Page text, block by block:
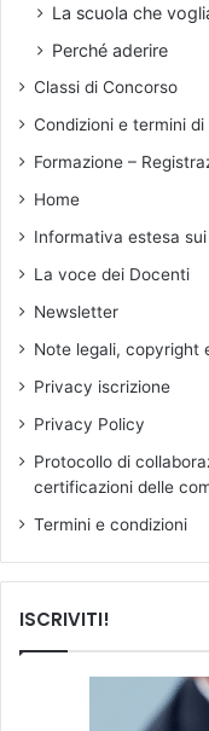
La scuola che
Perché aderire
Classi di Concorso
Condizioni e termini
Formazione –
Home
Informativa estesa
La voce dei Docenti
Newsletter
Note legali, copyright
Privacy iscrizione
Privacy Policy
Protocollo di
certificazioni delle
Termini e condizioni
ISCRIVITI!